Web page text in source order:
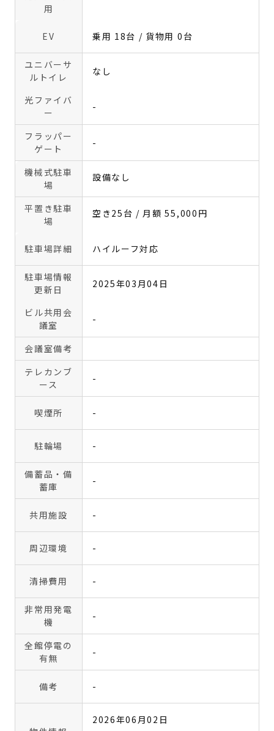
用
EV 乗用 18台 / 貨物用 0台
ユニバーサ
ルトイレ
なし
光ファイバ
ー
-
フラッパー
ゲート
-
機械式駐車
場
設備なし
平置き駐車
場
空き25台 / 月額 55,000円
駐車場詳細 ハイルーフ対応
駐車場情報
更新日
2025年03月04日
ビル共用会
議室
-
会議室備考
テレカンブ
ース
-
喫煙所 -
駐輪場 -
備蓄品・備
蓄庫
-
共用施設 -
周辺環境 -
清掃費用 -
非常用発電
機
-
全館停電の
有無
-
備考 -
2026年06月02日